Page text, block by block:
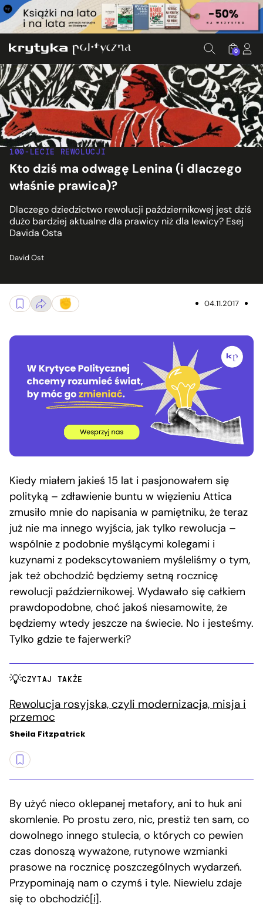
0
100-LECIE REWOLUCJI
Kto dziś ma odwagę Lenina (i dlaczego
właśnie prawica)?
Dlaczego dziedzictwo rewolucji październikowej jest dziś
dużo bardziej aktualne dla prawicy niż dla lewicy? Esej
Davida Osta
David Ost
04.11.2017
Kiedy miałem jakieś 15 lat i pasjonowałem się
polityką – zdławienie buntu w więzieniu Attica
zmusiło mnie do napisania w pamiętniku, że teraz
już nie ma innego wyjścia, jak tylko rewolucja –
wspólnie z podobnie myślącymi kolegami i
kuzynami z podekscytowaniem myśleliśmy o tym,
jak też obchodzić będziemy setną rocznicę
rewolucji październikowej. Wydawało się całkiem
prawdopodobne, choć jakoś niesamowite, że
będziemy wtedy jeszcze na świecie. No i jesteśmy.
Tylko gdzie te fajerwerki?
CZYTAJ TAKŻE
Rewolucja rosyjska, czyli modernizacja, misja i
przemoc
Sheila Fitzpatrick
By użyć nieco oklepanej metafory, ani to huk ani
skomlenie. Po prostu zero, nic, prestiż ten sam, co
dowolnego innego stulecia, o których co pewien
czas donoszą wyważone, rutynowe wzmianki
prasowe na rocznicę poszczególnych wydarzeń.
Przypominają nam o czymś i tyle. Niewielu zdaje
się to obchodzić[i].